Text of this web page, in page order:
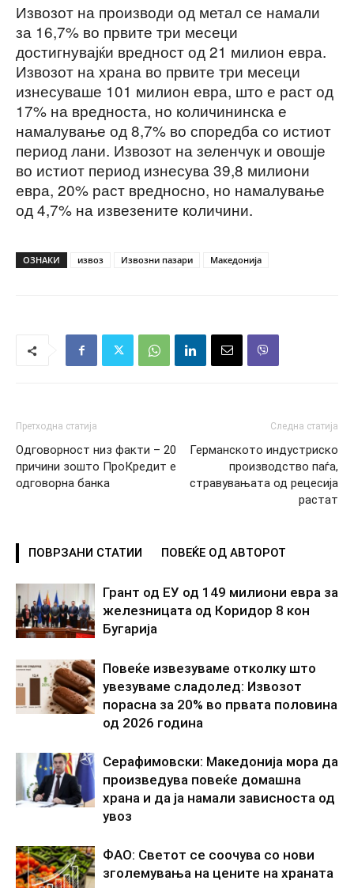
Извозот на производи од метал се намали
за 16,7% во првите три месеци
достигнувајќи вредност од 21 милион евра.
Извозот на храна во првите три месеци
изнесуваше 101 милион евра, што е раст од
17% на вредноста, но количининска е
намалување од 8,7% во споредба со истиот
период лани. Извозот на зеленчук и овошје
во истиот период изнесува 39,8 милиони
евра, 20% раст вредносно, но намалување
од 4,7% на извезените количини.
ОЗНАКИ извоз Извозни пазари Македонија
Претходна статија
Одговорност низ факти – 20
причини зошто ПроКредит е
одговорна банка
Следна статија
Германското индустриско
производство паѓа,
стравувањата од рецесија
растат
ПОВРЗАНИ СТАТИИ ПОВЕЌЕ ОД АВТОРОТ
Грант од ЕУ од 149 милиони евра за
железницата од Коридор 8 кон
Бугарија
Повеќе извезуваме отколку што
увезуваме сладолед: Извозот
порасна за 20% во првата половина
од 2026 година
Серафимовски: Македонија мора да
произведува повеќе домашна
храна и да ја намали зависноста од
увоз
ФАО: Светот се соочува со нови
зголемувања на цените на храната